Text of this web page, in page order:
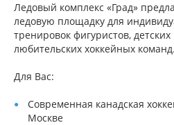
Ледовый комплекс «Град»
ледовую площадку для
тренировок фигуристов,
любительских хоккейных команд.
Для Вас:
Современная канадская
Москве